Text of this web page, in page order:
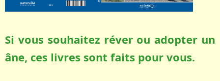
Si vous souhaitez réver ou adopter un
âne, ces livres sont faits pour vous.